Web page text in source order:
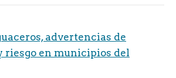
advertencias de
riesgo en municipios del